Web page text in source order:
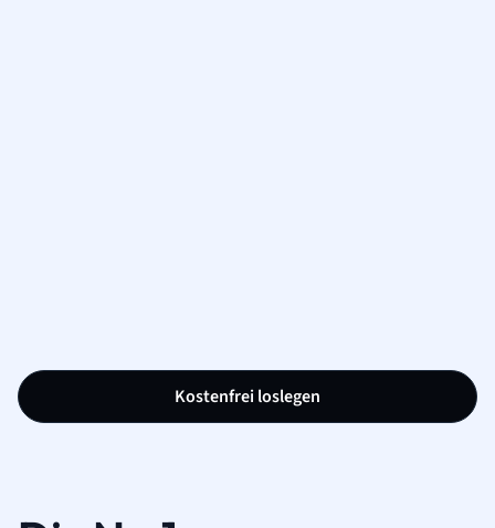
Kostenfrei loslegen